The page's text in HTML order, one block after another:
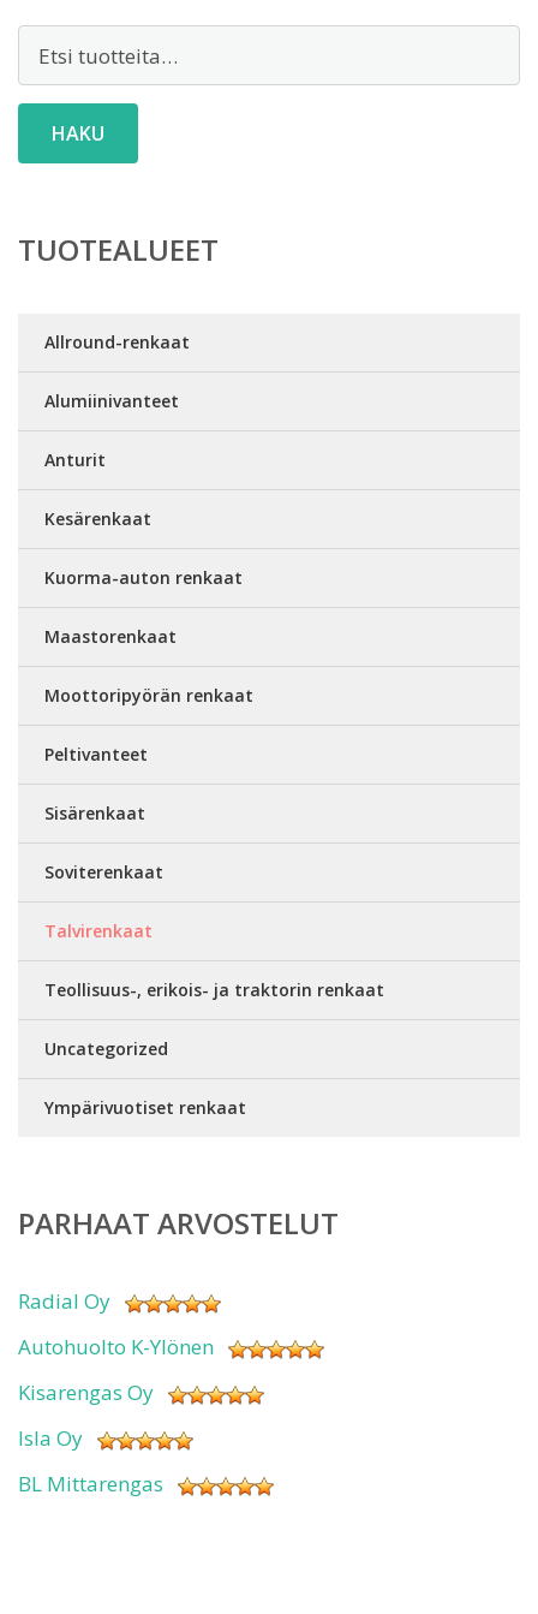
HAKU
TUOTEALUEET
Allround-renkaat
Alumiinivanteet
Anturit
Kesärenkaat
Kuorma-auton renkaat
Maastorenkaat
Moottoripyörän renkaat
Peltivanteet
Sisärenkaat
Soviterenkaat
Talvirenkaat
Teollisuus-, erikois- ja traktorin renkaat
Uncategorized
Ympärivuotiset renkaat
PARHAAT ARVOSTELUT
Radial Oy
Autohuolto K-Ylönen
Kisarengas Oy
Isla Oy
BL Mittarengas